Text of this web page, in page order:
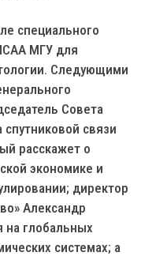
специального
МГУ для
Следующими
Совета
связи
расскажет о
экономике и
директор
Александр
на глобальных
системах; а